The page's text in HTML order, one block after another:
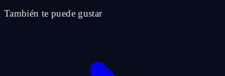
También te puede gustar